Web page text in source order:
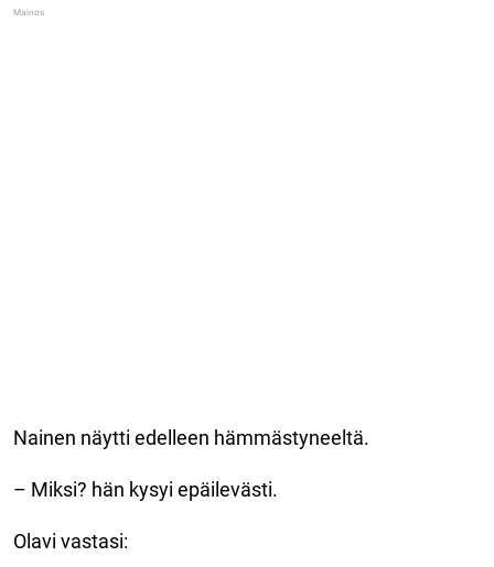
Nainen näytti edelleen hämmästyneeltä.
– Miksi? hän kysyi epäilevästi.
Olavi vastasi: